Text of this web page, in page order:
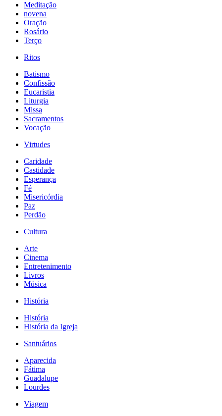
Meditação
novena
Oração
Rosário
Terço
Ritos
Batismo
Confissão
Eucaristia
Liturgia
Missa
Sacramentos
Vocação
Virtudes
Caridade
Castidade
Esperança
Fé
Misericórdia
Paz
Perdão
Cultura
Arte
Cinema
Entretenimento
Livros
Música
História
História
História da Igreja
Santuários
Aparecida
Fátima
Guadalupe
Lourdes
Viagem